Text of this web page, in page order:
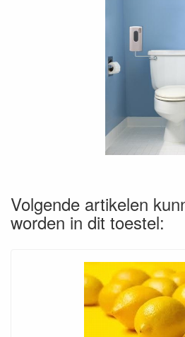
Volgende artikelen
worden in dit toestel: